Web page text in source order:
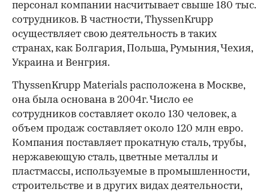
персонал компании насчитывает свыше 180 тыс.
сотрудников. В частности, ThyssenKrupp
осуществляет свою деятельность в таких
странах, как Болгария, Польша, Румыния, Чехия,
Украина и Венгрия.
ThyssenKrupp Materials расположена в Москве,
она была основана в 2004г. Число ее
сотрудников составляет около 130 человек, а
объем продаж составляет около 120 млн евро.
Компания поставляет прокатную сталь, трубы,
нержавеющую сталь, цветные металлы и
пластмассы, используемые в промышленности,
строительстве и в других видах деятельности,